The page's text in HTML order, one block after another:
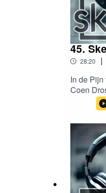
45.
28:20 |
In de
Coen
kijkvoer
website